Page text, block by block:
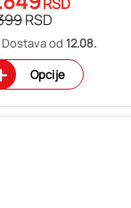
RSD
Dostava od 12.08.
Opcije